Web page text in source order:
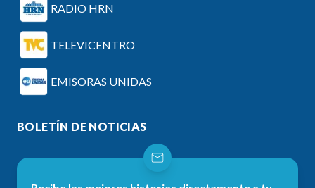
RADIO HRN
TELEVICENTRO
EMISORAS UNIDAS
BOLETÍN DE NOTICIAS